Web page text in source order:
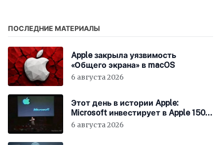
ПОСЛЕДНИЕ МАТЕРИАЛЫ
Apple закрыла уязвимость
«Общего экрана» в macOS
6 августа 2026
Этот день в истории Apple:
Microsoft инвестирует в Apple 150
миллионов долларов
6 августа 2026